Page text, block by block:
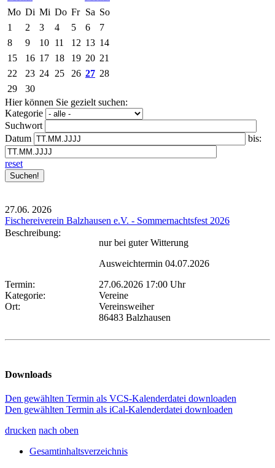
Mo Di Mi Do Fr Sa So
1
2 3 4 5 6
7
8
9 10 11 12 13 14
15
16 17 18 19 20 21
22
23 24 25 26 27 28
29
30
Hier können Sie gezielt suchen:
Kategorie
Suchwort
Datum
bis:
reset
27.06. 2026
Fischereiverein Balzhausen e.V. - Sommernachtsfest 2026
Beschreibung:
nur bei guter Witterung
Ausweichtermin 04.07.2026
Termin:
27.06.2026 17:00 Uhr
Kategorie:
Vereine
Ort:
Vereinsweiher
86483 Balzhausen
Downloads
Den gewählten Termin als VCS-Kalenderdatei downloaden
Den gewählten Termin als iCal-Kalenderdatei downloaden
drucken nach oben
Gesamtinhaltsverzeichnis